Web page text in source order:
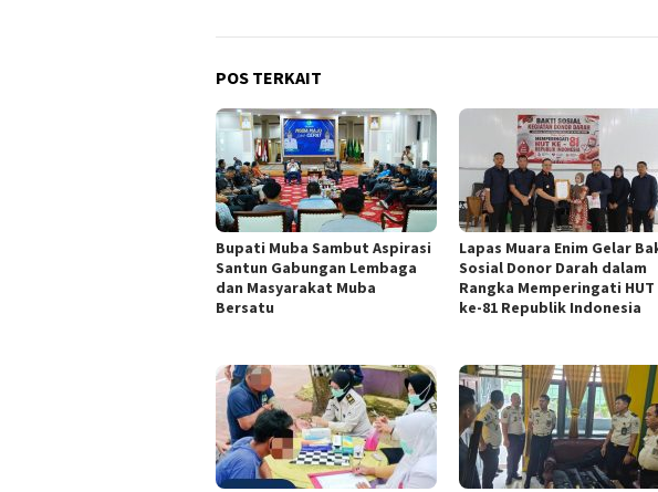
POS TERKAIT
Bupati Muba Sambut Aspirasi
Santun Gabungan Lembaga
dan Masyarakat Muba
Bersatu
Lapas Muara Enim Gelar
Sosial Donor Darah dalam
Rangka Memperingati HUT
ke-81 Republik Indonesia